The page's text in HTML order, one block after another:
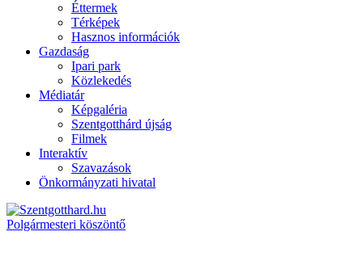
Éttermek
Térképek
Hasznos információk
Gazdaság
Ipari park
Közlekedés
Médiatár
Képgaléria
Szentgotthárd újság
Filmek
Interaktív
Szavazások
Önkormányzati hivatal
Polgármesteri köszöntő